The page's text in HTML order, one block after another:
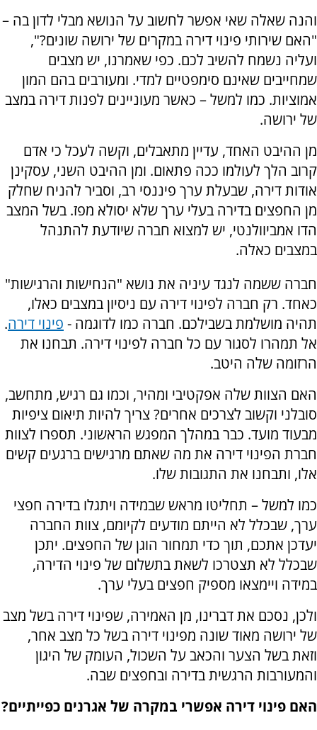
והנה שאלה שאי אפשר לחשוב על הנושא מבלי לדון בה –
"האם שירותי פינוי דירה במקרים של ירושה שונים?",
ועליה נשמח להשיב לכם. כפי שאמרנו, יש מצבים
שמחייבים שאינם סימפטיים למדי. ומעורבים בהם המון
אמוציות. כמו למשל – כאשר מעוניינים לפנות דירה במצב
של ירושה.
מן ההיבט האחד, עדיין מתאבלים, וקשה לעכל כי אדם
קרוב הלך לעולמו ככה פתאום. ומן ההיבט השני, עסקינן
אודות דירה, שבעלת ערך פיננסי רב, וסביר להניח שחלק
מן החפצים בדירה בעלי ערך שלא יסולא מפז. בשל המצב
הדו אמביוולנטי, יש למצוא חברה שיודעת להתנהל
במצבים כאלה.
חברה ששמה לנגד עיניה את נושא "הנחישות והרגישות"
כאחד. רק חברה לפינוי דירה עם ניסיון במצבים כאלו,
תהיה מושלמת בשבילכם. חברה כמו לדוגמה - פינוי דירה.
אל תמהרו לסגור עם כל חברה לפינוי דירה. תבחנו את
הרזומה שלה היטב.
האם הצוות שלה אפקטיבי ומהיר, וכמו גם רגיש, מתחשב,
סובלני וקשוב לצרכים אחרים? צריך להיות תיאום ציפיות
מבעוד מועד. כבר במהלך המפגש הראשוני. תספרו לצוות
חברת הפינוי דירה את מה שאתם מרגישים ברגעים קשים
אלו, ותבחנו את התגובות שלו.
כמו למשל – תחליטו מראש שבמידה ויתגלו בדירה חפצי
ערך, שבכלל לא הייתם מודעים לקיומם, צוות החברה
יעדכן אתכם, תוך כדי תמחור הוגן של החפצים. יתכן
שבכלל לא תצטרכו לשאת בתשלום של פינוי הדירה,
במידה ויימצאו מספיק חפצים בעלי ערך.
ולכן, נסכם את דברינו, מן האמירה, שפינוי דירה בשל מצב
של ירושה מאוד שונה מפינוי דירה בשל כל מצב אחר,
וזאת בשל הצער והכאב על השכול, העומק של היגון
והמעורבות הרגשית בדירה ובחפצים שבה.
האם פינוי דירה אפשרי במקרה של אגרנים כפייתיים?